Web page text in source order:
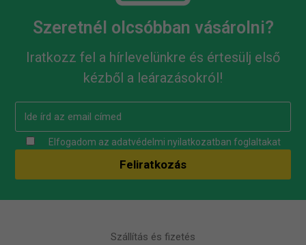
Szeretnél olcsóbban vásárolni?
Iratkozz fel a hírlevelünkre és értesülj első
kézből a leárazásokról!
Elfogadom az adatvédelmi nyilatkozatban foglaltakat
Szállítás és fizetés